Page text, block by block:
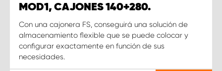
MOD1, CAJONES 140+280.
Con una cajonera FS, conseguirá una solución de
almacenamiento flexible que se puede colocar y
configurar exactamente en función de sus
necesidades.